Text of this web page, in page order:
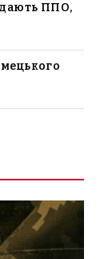
дають ППО,